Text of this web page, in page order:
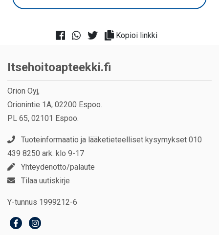
Kopioi linkki
Itsehoitoapteekki.fi
Orion Oyj,
Orionintie 1A, 02200 Espoo.
PL 65, 02101 Espoo.
Tuoteinformaatio ja lääketieteelliset kysymykset 010
439 8250 ark. klo 9-17
Yhteydenotto/palaute
Tilaa uutiskirje
Y-tunnus 1999212-6